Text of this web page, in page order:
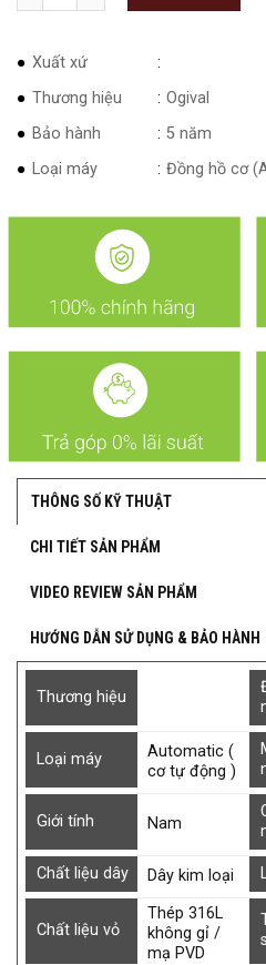
Xuất xứ
Thương hiệu
Ogival
Bảo hành
5 năm
Loại máy
Đồng hồ cơ
THÔNG SỐ KỸ THUẬT
CHI TIẾT SẢN PHẨM
VIDEO REVIEW SẢN PHẨM
HƯỚNG DẪN SỬ DỤNG & BẢO HÀNH
Thương hiệu
Loại máy
Automatic (
cơ tự động )
Giới tính Nam
Chất liệu dây Dây kim loại
Chất liệu vỏ
Thép 316L
không gỉ /
mạ PVD